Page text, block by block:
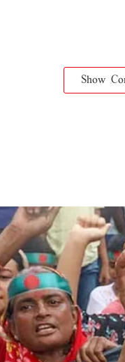
Show